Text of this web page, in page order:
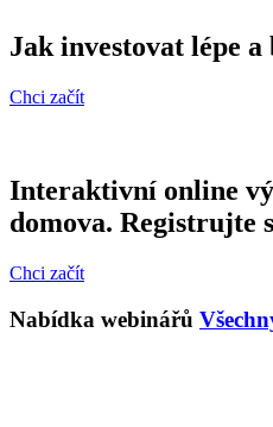
Jak investovat lépe a
Chci začít
Interaktivní online
domova. Registrujte
Chci začít
Nabídka webinářů